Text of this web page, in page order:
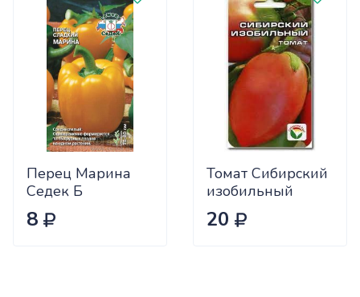
Перец Марина
Седек Б
8
Томат Сибирский
изобильный
Сиб.сад Ц
20